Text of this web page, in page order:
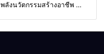
พลังนวัตกรรมสร้างอาชีพ นำ